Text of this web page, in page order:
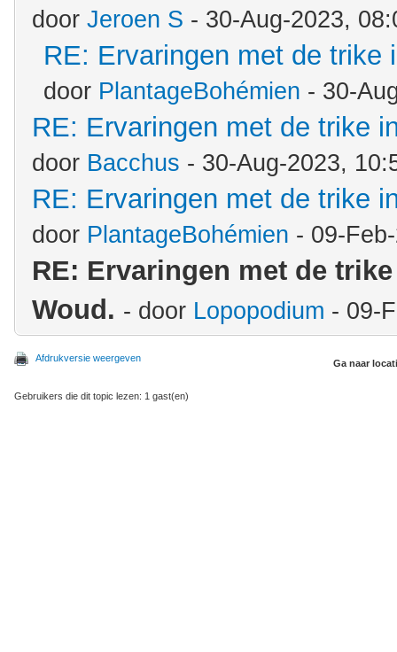
door Jeroen S - 30-Aug-2023,
RE: Ervaringen met de trike
door PlantageBohémien - 30-
RE: Ervaringen met de trike
door Bacchus - 30-Aug-2023,
RE: Ervaringen met de trike
door PlantageBohémien - 09-
RE: Ervaringen met de
Woud. - door Lopopodium - 09-
Afdrukversie weergeven Ga naar
Gebruikers die dit topic lezen: 1 gast(en)